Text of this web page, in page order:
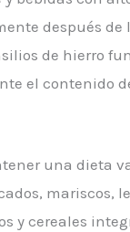
después de
de hierro
el contenido
una dieta
mariscos,
y cereales